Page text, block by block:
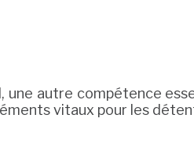
autre compétence
vitaux pour les